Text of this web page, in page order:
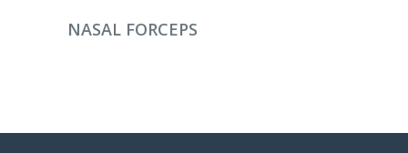
DEVAMINI OKU
NASAL FORCEPS